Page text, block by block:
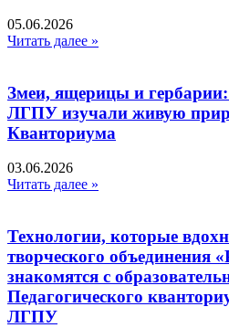
05.06.2026
Читать далее »
Змеи, ящерицы и
ЛГПУ изучали живую
Кванториума
03.06.2026
Читать далее »
Технологии, которые
творческого объединения
знакомятся с
Педагогического
ЛГПУ